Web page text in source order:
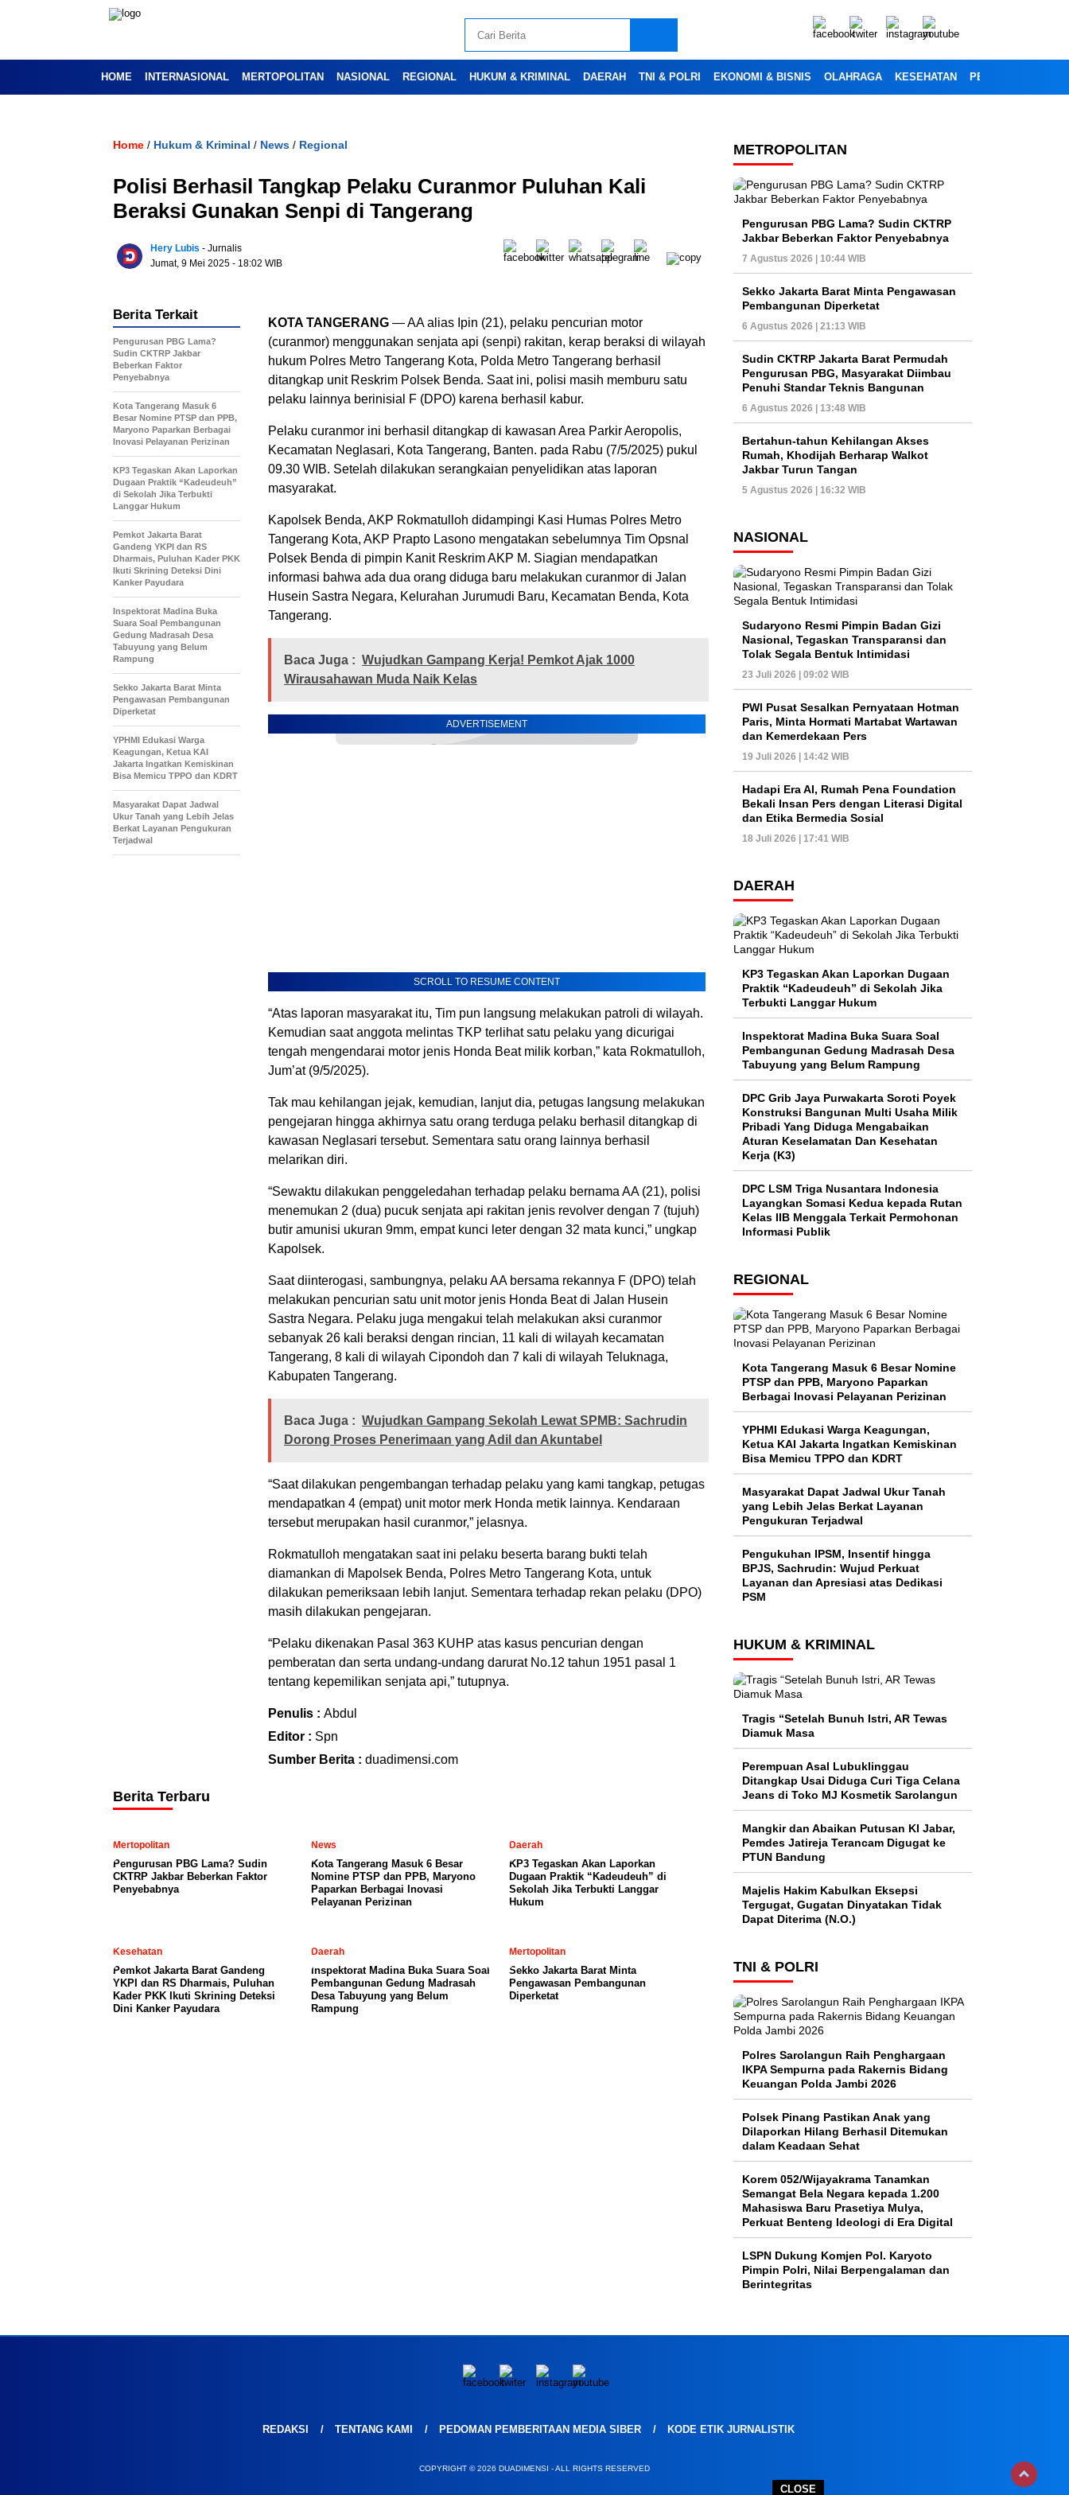
CLOSE
HOME INTERNASIONAL MERTOPOLITAN NASIONAL REGIONAL HUKUM & KRIMINAL DAERAH TNI & POLRI EKONOMI & BISNIS OLAHRAGA KESEHATAN PENDIDIKAN
Home / Hukum & Kriminal / News / Regional
Polisi Berhasil Tangkap Pelaku Curanmor Puluhan Kali
Beraksi Gunakan Senpi di Tangerang
Hery Lubis - Jurnalis
Jumat, 9 Mei 2025 - 18:02 WIB
KOTA TANGERANG — AA alias Ipin (21), pelaku pencurian motor
(curanmor) menggunakan senjata api (senpi) rakitan, kerap beraksi di wilayah
hukum Polres Metro Tangerang Kota, Polda Metro Tangerang berhasil
ditangkap unit Reskrim Polsek Benda. Saat ini, polisi masih memburu satu
pelaku lainnya berinisial F (DPO) karena berhasil kabur.
Pelaku curanmor ini berhasil ditangkap di kawasan Area Parkir Aeropolis,
Kecamatan Neglasari, Kota Tangerang, Banten. pada Rabu (7/5/2025) pukul
09.30 WIB. Setelah dilakukan serangkaian penyelidikan atas laporan
masyarakat.
Kapolsek Benda, AKP Rokmatulloh didampingi Kasi Humas Polres Metro
Tangerang Kota, AKP Prapto Lasono mengatakan sebelumnya Tim Opsnal
Polsek Benda di pimpin Kanit Reskrim AKP M. Siagian mendapatkan
informasi bahwa ada dua orang diduga baru melakukan curanmor di Jalan
Husein Sastra Negara, Kelurahan Jurumudi Baru, Kecamatan Benda, Kota
Tangerang.
Baca Juga : Wujudkan Gampang Kerja! Pemkot Ajak 1000
Wirausahawan Muda Naik Kelas
ADVERTISEMENT
Advertesment
SCROLL TO RESUME CONTENT
“Atas laporan masyarakat itu, Tim pun langsung melakukan patroli di wilayah.
Kemudian saat anggota melintas TKP terlihat satu pelaku yang dicurigai
tengah mengendarai motor jenis Honda Beat milik korban,” kata Rokmatulloh,
Jum’at (9/5/2025).
Tak mau kehilangan jejak, kemudian, lanjut dia, petugas langsung melakukan
pengejaran hingga akhirnya satu orang terduga pelaku berhasil ditangkap di
kawasan Neglasari tersebut. Sementara satu orang lainnya berhasil
melarikan diri.
“Sewaktu dilakukan penggeledahan terhadap pelaku bernama AA (21), polisi
menemukan 2 (dua) pucuk senjata api rakitan jenis revolver dengan 7 (tujuh)
butir amunisi ukuran 9mm, empat kunci leter dengan 32 mata kunci,” ungkap
Kapolsek.
Saat diinterogasi, sambungnya, pelaku AA bersama rekannya F (DPO) telah
melakukan pencurian satu unit motor jenis Honda Beat di Jalan Husein
Sastra Negara. Pelaku juga mengakui telah melakukan aksi curanmor
sebanyak 26 kali beraksi dengan rincian, 11 kali di wilayah kecamatan
Tangerang, 8 kali di wilayah Cipondoh dan 7 kali di wilayah Teluknaga,
Kabupaten Tangerang.
Baca Juga : Wujudkan Gampang Sekolah Lewat SPMB: Sachrudin
Dorong Proses Penerimaan yang Adil dan Akuntabel
“Saat dilakukan pengembangan terhadap pelaku yang kami tangkap, petugas
mendapatkan 4 (empat) unit motor merk Honda metik lainnya. Kendaraan
tersebut merupakan hasil curanmor,” jelasnya.
Rokmatulloh mengatakan saat ini pelaku beserta barang bukti telah
diamankan di Mapolsek Benda, Polres Metro Tangerang Kota, untuk
dilakukan pemeriksaan lebih lanjut. Sementara terhadap rekan pelaku (DPO)
masih dilakukan pengejaran.
“Pelaku dikenakan Pasal 363 KUHP atas kasus pencurian dengan
pemberatan dan serta undang-undang darurat No.12 tahun 1951 pasal 1
tentang kepemilikan senjata api,” tutupnya.
Penulis : Abdul
Editor : Spn
Sumber Berita : duadimensi.com
Berita Terkait
Pengurusan PBG Lama?
Sudin CKTRP Jakbar
Beberkan Faktor
Penyebabnya
Kota Tangerang Masuk 6
Besar Nomine PTSP dan PPB,
Maryono Paparkan Berbagai
Inovasi Pelayanan Perizinan
KP3 Tegaskan Akan Laporkan
Dugaan Praktik “Kadeudeuh”
di Sekolah Jika Terbukti
Langgar Hukum
Pemkot Jakarta Barat
Gandeng YKPI dan RS
Dharmais, Puluhan Kader PKK
Ikuti Skrining Deteksi Dini
Kanker Payudara
Inspektorat Madina Buka
Suara Soal Pembangunan
Gedung Madrasah Desa
Tabuyung yang Belum
Rampung
Sekko Jakarta Barat Minta
Pengawasan Pembangunan
Diperketat
YPHMI Edukasi Warga
Keagungan, Ketua KAI
Jakarta Ingatkan Kemiskinan
Bisa Memicu TPPO dan KDRT
Masyarakat Dapat Jadwal
Ukur Tanah yang Lebih Jelas
Berkat Layanan Pengukuran
Terjadwal
Berita Terbaru
Mertopolitan
Pengurusan PBG Lama? Sudin
CKTRP Jakbar Beberkan Faktor
Penyebabnya
News
Kota Tangerang Masuk 6 Besar
Nomine PTSP dan PPB, Maryono
Paparkan Berbagai Inovasi
Pelayanan Perizinan
Daerah
KP3 Tegaskan Akan Laporkan
Dugaan Praktik “Kadeudeuh” di
Sekolah Jika Terbukti Langgar
Hukum
Kesehatan
Pemkot Jakarta Barat Gandeng
YKPI dan RS Dharmais, Puluhan
Kader PKK Ikuti Skrining Deteksi
Dini Kanker Payudara
Daerah
Inspektorat Madina Buka Suara Soal
Pembangunan Gedung Madrasah
Desa Tabuyung yang Belum
Rampung
Mertopolitan
Sekko Jakarta Barat Minta
Pengawasan Pembangunan
Diperketat
METROPOLITAN
Pengurusan PBG Lama? Sudin CKTRP
Jakbar Beberkan Faktor Penyebabnya
7 Agustus 2026 | 10:44 WIB
Sekko Jakarta Barat Minta Pengawasan
Pembangunan Diperketat
6 Agustus 2026 | 21:13 WIB
Sudin CKTRP Jakarta Barat Permudah
Pengurusan PBG, Masyarakat Diimbau
Penuhi Standar Teknis Bangunan
6 Agustus 2026 | 13:48 WIB
Bertahun-tahun Kehilangan Akses
Rumah, Khodijah Berharap Walkot
Jakbar Turun Tangan
5 Agustus 2026 | 16:32 WIB
NASIONAL
Sudaryono Resmi Pimpin Badan Gizi
Nasional, Tegaskan Transparansi dan
Tolak Segala Bentuk Intimidasi
23 Juli 2026 | 09:02 WIB
PWI Pusat Sesalkan Pernyataan Hotman
Paris, Minta Hormati Martabat Wartawan
dan Kemerdekaan Pers
19 Juli 2026 | 14:42 WIB
Hadapi Era AI, Rumah Pena Foundation
Bekali Insan Pers dengan Literasi Digital
dan Etika Bermedia Sosial
18 Juli 2026 | 17:41 WIB
DAERAH
KP3 Tegaskan Akan Laporkan Dugaan
Praktik “Kadeudeuh” di Sekolah Jika
Terbukti Langgar Hukum
Inspektorat Madina Buka Suara Soal
Pembangunan Gedung Madrasah Desa
Tabuyung yang Belum Rampung
DPC Grib Jaya Purwakarta Soroti Poyek
Konstruksi Bangunan Multi Usaha Milik
Pribadi Yang Diduga Mengabaikan
Aturan Keselamatan Dan Kesehatan
Kerja (K3)
DPC LSM Triga Nusantara Indonesia
Layangkan Somasi Kedua kepada Rutan
Kelas IIB Menggala Terkait Permohonan
Informasi Publik
REGIONAL
Kota Tangerang Masuk 6 Besar Nomine
PTSP dan PPB, Maryono Paparkan
Berbagai Inovasi Pelayanan Perizinan
YPHMI Edukasi Warga Keagungan,
Ketua KAI Jakarta Ingatkan Kemiskinan
Bisa Memicu TPPO dan KDRT
Masyarakat Dapat Jadwal Ukur Tanah
yang Lebih Jelas Berkat Layanan
Pengukuran Terjadwal
Pengukuhan IPSM, Insentif hingga
BPJS, Sachrudin: Wujud Perkuat
Layanan dan Apresiasi atas Dedikasi
PSM
HUKUM & KRIMINAL
Tragis “Setelah Bunuh Istri, AR Tewas
Diamuk Masa
Perempuan Asal Lubuklinggau
Ditangkap Usai Diduga Curi Tiga Celana
Jeans di Toko MJ Kosmetik Sarolangun
Mangkir dan Abaikan Putusan KI Jabar,
Pemdes Jatireja Terancam Digugat ke
PTUN Bandung
Majelis Hakim Kabulkan Eksepsi
Tergugat, Gugatan Dinyatakan Tidak
Dapat Diterima (N.O.)
TNI & POLRI
Polres Sarolangun Raih Penghargaan
IKPA Sempurna pada Rakernis Bidang
Keuangan Polda Jambi 2026
Polsek Pinang Pastikan Anak yang
Dilaporkan Hilang Berhasil Ditemukan
dalam Keadaan Sehat
Korem 052/Wijayakrama Tanamkan
Semangat Bela Negara kepada 1.200
Mahasiswa Baru Prasetiya Mulya,
Perkuat Benteng Ideologi di Era Digital
LSPN Dukung Komjen Pol. Karyoto
Pimpin Polri, Nilai Berpengalaman dan
Berintegritas
REDAKSI TENTANG KAMI PEDOMAN PEMBERITAAN MEDIA SIBER KODE ETIK JURNALISTIK
COPYRIGHT © 2026 DUADIMENSI - ALL RIGHTS RESERVED